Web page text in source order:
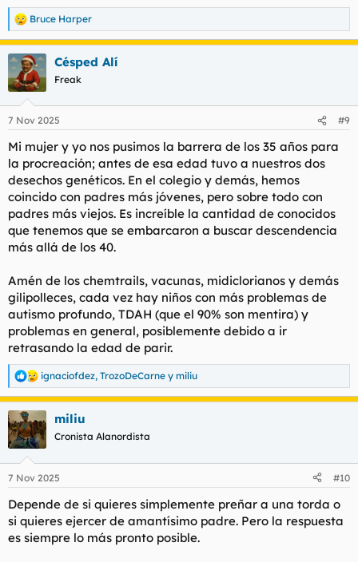
R
e
a
c
c
i
e
:
Bruce Harper
Césped Alí
Freak
7 Nov 2025 #9
Mi mujer y yo nos pusimos la barrera de los 35 años para
la procreación; antes de esa edad tuvo a nuestros dos
desechos genéticos. En el colegio y demás, hemos
coincido con padres más jóvenes, pero sobre todo con
padres más viejos. Es increíble la cantidad de conocidos
que tenemos que se embarcaron a buscar descendencia
más allá de los 40.
Amén de los chemtrails, vacunas, midiclorianos y demás
gilipolleces, cada vez hay niños con más problemas de
autismo profundo, TDAH (que el 90% son mentira) y
problemas en general, posiblemente debido a ir
retrasando la edad de parir.
R
e
a
c
c
i
e
:
ignaciofdez, TrozoDeCarne y miliu
miliu
Cronista Alanordista
7 Nov 2025 #10
Depende de si quieres simplemente preñar a una torda o
si quieres ejercer de amantísimo padre. Pero la respuesta
es siempre lo más pronto posible.